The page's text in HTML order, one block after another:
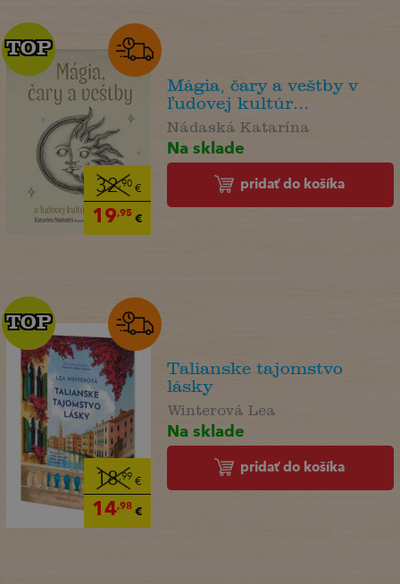
32,90€
19,95€
TOP
TOP
Mágia, čary a veštby v
ľudovej kultúr...
Nádaská Katarína
Na sklade
pridať do košíka
18,99 €
14,98€
TOP
TOP
Talianske tajomstvo
lásky
Winterová Lea
Na sklade
pridať do košíka